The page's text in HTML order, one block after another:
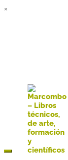
×